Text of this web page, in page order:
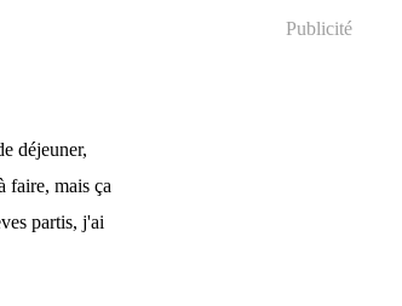
déjeuner,
faire, mais ça
partis, j'ai
Publicité